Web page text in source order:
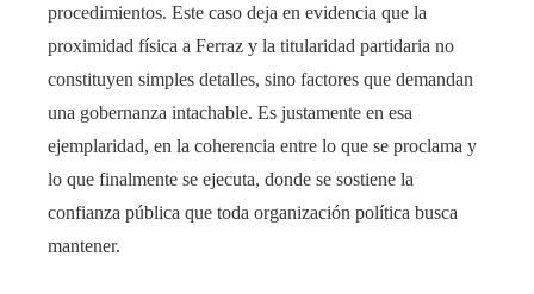
procedimientos. Este caso deja en evidencia que la
proximidad física a Ferraz y la titularidad partidaria no
constituyen simples detalles, sino factores que demandan
una gobernanza intachable. Es justamente en esa
ejemplaridad, en la coherencia entre lo que se proclama y
lo que finalmente se ejecuta, donde se sostiene la
confianza pública que toda organización política busca
mantener.